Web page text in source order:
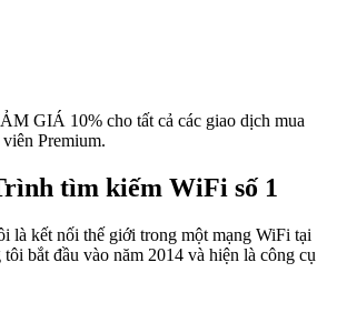
GIÁ 10% cho tất cả các giao dịch mua
Premium.
tìm kiếm WiFi số 1
là kết nối thế giới trong một mạng WiFi tại
bắt đầu vào năm 2014 và hiện là công cụ